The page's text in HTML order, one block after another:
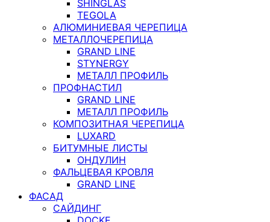
SHINGLAS
TEGOLA
АЛЮМИНИЕВАЯ ЧЕРЕПИЦА
МЕТАЛЛОЧЕРЕПИЦА
GRAND LINE
STYNERGY
МЕТАЛЛ ПРОФИЛЬ
ПРОФНАСТИЛ
GRAND LINE
МЕТАЛЛ ПРОФИЛЬ
КОМПОЗИТНАЯ ЧЕРЕПИЦА
LUXARD
БИТУМНЫЕ ЛИСТЫ
ОНДУЛИН
ФАЛЬЦЕВАЯ КРОВЛЯ
GRAND LINE
ФАСАД
САЙДИНГ